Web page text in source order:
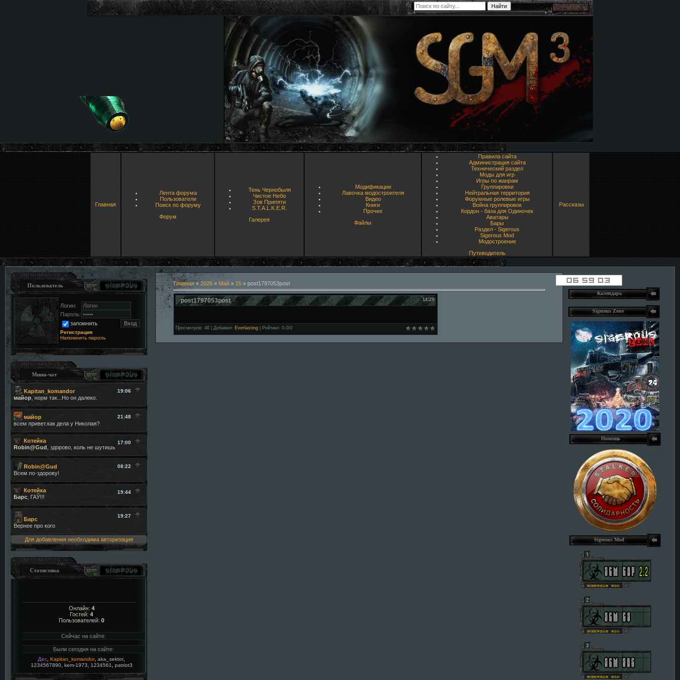
Главная
Лента форума
Пользователи
Поиск по форуму
Форум
Тень Чернобыля
Чистое Небо
Зов Припяти
S.T.A.L.K.E.R.
Галерея
Модификации
Лавочка модостроителя
Видео
Книги
Прочее
Файлы
Правила сайта
Администрация сайта
Технический раздел
Моды для игр
Игры по жанрам
Группировки
Нейтральная территория
Форумные ролевые игры
Война группировок
Кордон - база для Одиночек
Аватары
Бары
Раздел - Sigerous
Sigerous Mod
Модостроение
Путеводитель
Рассказы
Пользователь
Логин:
Пароль:
запомнить
Регистрация
Напомнить пароль
Мини-чат
Для добавления необходима авторизация
Статистика
Онлайн: 4
Гостей: 4
Пользователей: 0
Сейчас на сайте:
Были сегодня на сайте:
Дес Kapitan_komandor, aka_sektor,
1234567890, kem-1973 1234561 patriot3
Главная» 2026 » Май » 15 » post1797053post
14:29
post1797053post
Просмотров: 46 Добавил: Everlasting Рейтинг: 0.0/0
Календарь
Sigerous Zone
Помощь
Sigerous Mod